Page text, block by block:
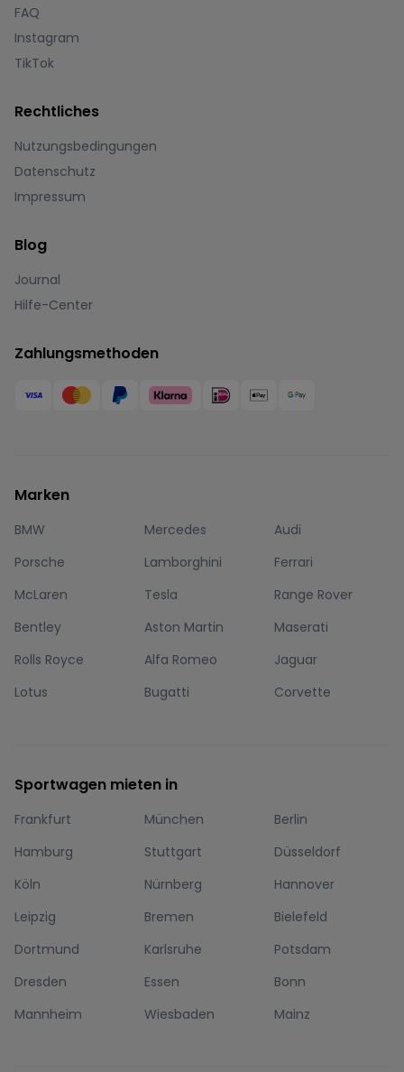
FAQ
Instagram
TikTok
Rechtliches
Nutzungsbedingungen
Datenschutz
Impressum
Blog
Journal
Hilfe-Center
Zahlungsmethoden
Marken
BMW Mercedes
Audi
Porsche
Lamborghini
Ferrari
McLaren
Tesla
Range Rover
Bentley
Aston Martin
Maserati
Rolls Royce
Alfa Romeo
Jaguar
Lotus
Bugatti Corvette
Sportwagen mieten in
Frankfurt München
Berlin
Hamburg
Stuttgart
Düsseldorf
Köln
Nürnberg
Hannover
Leipzig
Bremen
Bielefeld
Dortmund
Karlsruhe
Potsdam
Dresden
Essen
Bonn
Mannheim
Wiesbaden Mainz